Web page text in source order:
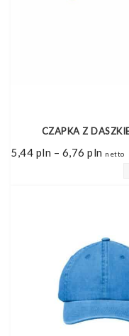
CZAPKA Z
5,44 pln – 6,76 pln
cen:
5,44
netto